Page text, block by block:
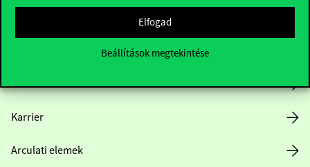
Elfogad
Beállítások megtekintése
Közérdekű adatok
Karrier
Arculati elemek